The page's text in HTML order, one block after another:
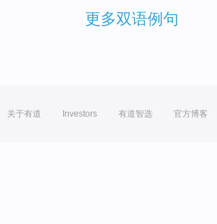
更多双语例句
关于有道 Investors 有道智选 官方博客